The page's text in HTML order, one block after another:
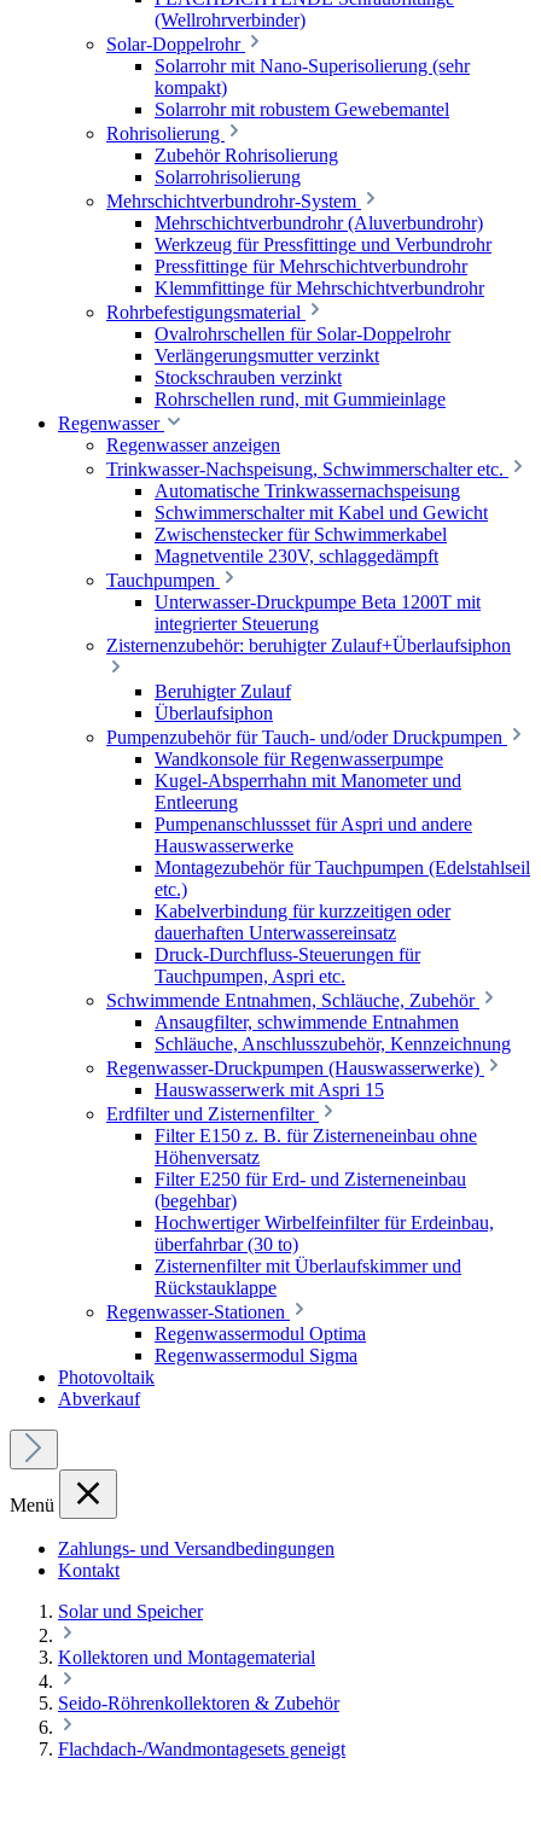
(Wellrohrverbinder)
Solar-Doppelrohr
Solarrohr mit Nano-Superisolierung (sehr
kompakt)
Solarrohr mit robustem Gewebemantel
Rohrisolierung
Zubehör Rohrisolierung
Solarrohrisolierung
Mehrschichtverbundrohr-System
Mehrschichtverbundrohr (Aluverbundrohr)
Werkzeug für Pressfittinge und Verbundrohr
Pressfittinge für Mehrschichtverbundrohr
Klemmfittinge für Mehrschichtverbundrohr
Rohrbefestigungsmaterial
Ovalrohrschellen für Solar-Doppelrohr
Verlängerungsmutter verzinkt
Stockschrauben verzinkt
Rohrschellen rund, mit Gummieinlage
Regenwasser
Regenwasser anzeigen
Trinkwasser-Nachspeisung, Schwimmerschalter etc.
Automatische Trinkwassernachspeisung
Schwimmerschalter mit Kabel und Gewicht
Zwischenstecker für Schwimmerkabel
Magnetventile 230V, schlaggedämpft
Tauchpumpen
Unterwasser-Druckpumpe Beta 1200T mit
integrierter Steuerung
Zisternenzubehör: beruhigter Zulauf+Überlaufsiphon
Beruhigter Zulauf
Überlaufsiphon
Pumpenzubehör für Tauch- und/oder Druckpumpen
Wandkonsole für Regenwasserpumpe
Kugel-Absperrhahn mit Manometer und
Entleerung
Pumpenanschlussset für Aspri und andere
Hauswasserwerke
Montagezubehör für Tauchpumpen (Edelstahlseil
etc.)
Kabelverbindung für kurzzeitigen oder
dauerhaften Unterwassereinsatz
Druck-Durchfluss-Steuerungen für
Tauchpumpen, Aspri etc.
Schwimmende Entnahmen, Schläuche, Zubehör
Ansaugfilter, schwimmende Entnahmen
Schläuche, Anschlusszubehör, Kennzeichnung
Regenwasser-Druckpumpen (Hauswasserwerke)
Hauswasserwerk mit Aspri 15
Erdfilter und Zisternenfilter
Filter E150 z. B. für Zisterneneinbau ohne
Höhenversatz
Filter E250 für Erd- und Zisterneneinbau
(begehbar)
Hochwertiger Wirbelfeinfilter für Erdeinbau,
überfahrbar (30 to)
Zisternenfilter mit Überlaufskimmer und
Rückstauklappe
Regenwasser-Stationen
Regenwassermodul Optima
Regenwassermodul Sigma
Photovoltaik
Abverkauf
Menü
Zahlungs- und Versandbedingungen
Kontakt
Solar und Speicher
Kollektoren und Montagematerial
Seido-Röhrenkollektoren & Zubehör
Flachdach-/Wandmontagesets geneigt